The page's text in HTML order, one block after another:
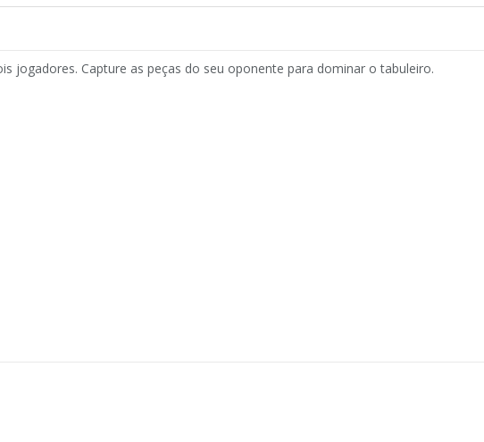
jogadores. Capture as peças do seu oponente para dominar o tabuleiro.